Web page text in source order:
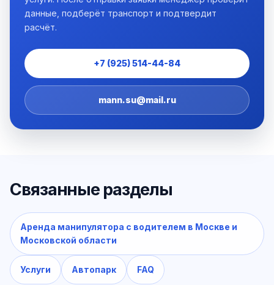
данные, подберёт транспорт и подтвердит
расчёт.
+7 (925) 514-44-84
mann.su@mail.ru
Связанные разделы
Аренда манипулятора с водителем в Москве и
Московской области
Услуги Автопарк FAQ